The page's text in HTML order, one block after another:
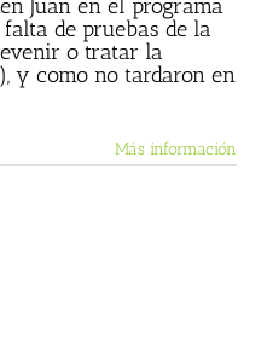
Juan en el programa
de pruebas de la
o tratar la
y como no tardaron en
Más información